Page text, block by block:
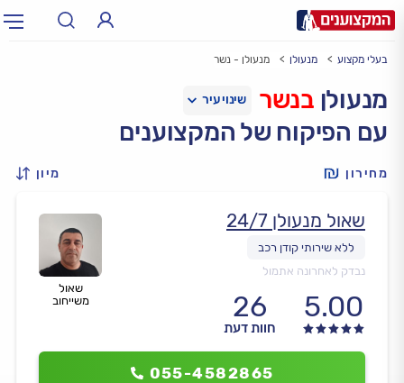
עירעיר: תל אביב, חיפה…
בעלי מקצוע מנעולן מנעולן - נשר
מנעולן בנשר
עם הפיקוח של המקצוענים
מחירון מיון
שאול
משייחוב
שאול מנעולן 24/7
נבדק לאחרונה אתמול
5.00
26
חוות דעת
055-4582865